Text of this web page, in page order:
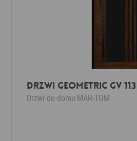
Drzwi Geometric GV 113
Drzwi do domu MAR-TOM